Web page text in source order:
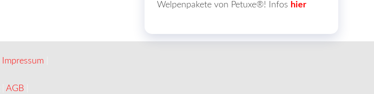
Welpenpakete von Petuxe®! Infos hier
Impressum
|AGB